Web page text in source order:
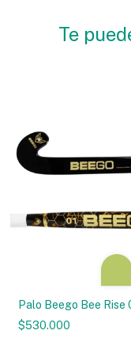
Te
Palo Beego Bee Rise
$530.000